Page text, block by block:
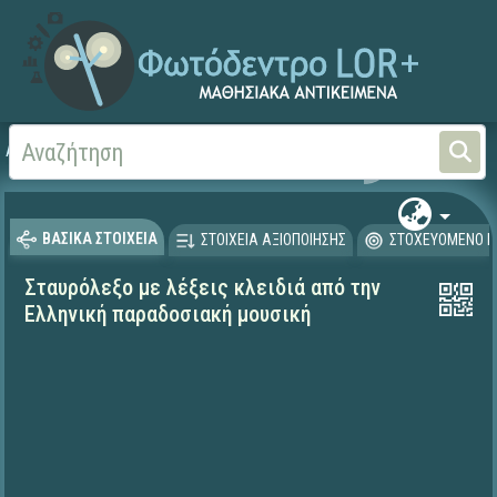
Αρχική
ΒΑΣΙΚΑ ΣΤΟΙΧΕΙΑ ΣΤΟΙΧΕΙΑ ΑΞΙΟΠΟΙΗΣΗΣ ΣΤΟΧΕΥΟΜΕΝΟ
Σταυρόλεξο με λέξεις κλειδιά από την
Ελληνική παραδοσιακή μουσική